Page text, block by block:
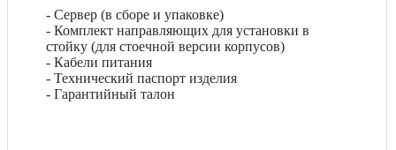
- Сервер (в сборе и упаковке)
- Комплект направляющих для установки в
стойку (для стоечной версии корпусов)
- Кабели питания
- Технический паспорт изделия
- Гарантийный талон